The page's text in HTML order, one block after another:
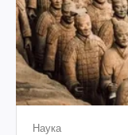
Наука